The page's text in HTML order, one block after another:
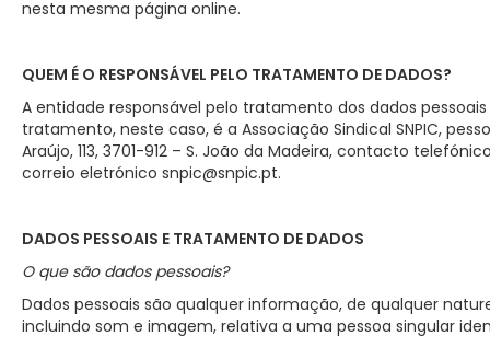
nesta mesma página online.
QUEM É O RESPONSÁVEL PELO TRATAMENTO DE DADOS?
A entidade responsável pelo tratamento dos dados
tratamento, neste caso, é a Associação Sindical SNPIC,
Araújo, 113, 3701-912 – S. João da Madeira, contacto
correio eletrónico snpic@snpic.pt.
DADOS PESSOAIS E TRATAMENTO DE DADOS
O que são dados pessoais?
Dados pessoais são qualquer informação, de qualquer
incluindo som e imagem, relativa a uma pessoa singular